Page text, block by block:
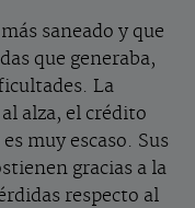
saneado y que
que generaba,
La
alza, el crédito
muy escaso. Sus
gracias a la
respecto al